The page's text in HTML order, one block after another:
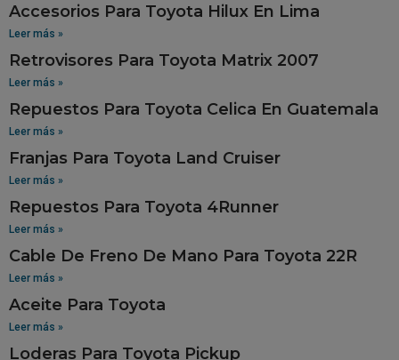
Accesorios Para Toyota Hilux En Lima
Leer más »
Retrovisores Para Toyota Matrix 2007
Leer más »
Repuestos Para Toyota Celica En Guatemala
Leer más »
Franjas Para Toyota Land Cruiser
Leer más »
Repuestos Para Toyota 4Runner
Leer más »
Cable De Freno De Mano Para Toyota 22R
Leer más »
Aceite Para Toyota
Leer más »
Loderas Para Toyota Pickup